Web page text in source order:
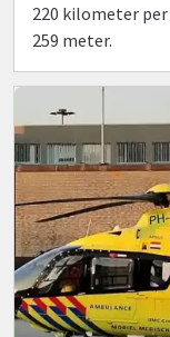
220 kilometer
259 meter.